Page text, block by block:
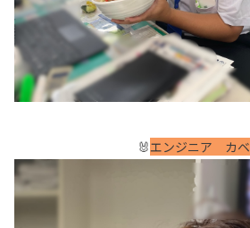
🐰エンジニア カベ